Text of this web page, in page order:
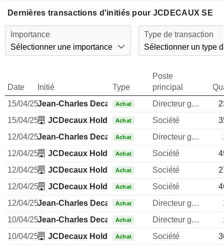
Dernières transactions d'initiés pour JCDECAUX SE
Importance
Sélectionner une importance
Type de transaction
Sélectionner un type
Date Initié Type
Poste
principal
15/04/25Jean-Charles DecauxAchat Directeur general
15/04/25
JCDecaux Holding SAS
Achat Société
12/04/25Jean-Charles DecauxAchat Directeur general
12/04/25
JCDecaux Holding SAS
Achat Société
12/04/25
JCDecaux Holding SAS
Achat Société
12/04/25
JCDecaux Holding SAS
Achat Société
12/04/25Jean-Charles DecauxAchat Directeur general
10/04/25Jean-Charles DecauxAchat Directeur general
10/04/25
JCDecaux Holding SAS
Achat Société